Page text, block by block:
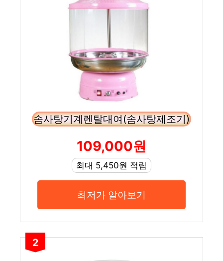
솜사탕기계렌탈대여(솜사탕제조기)
109,000원
최대 5,450원 적립
최저가 알아보기
2